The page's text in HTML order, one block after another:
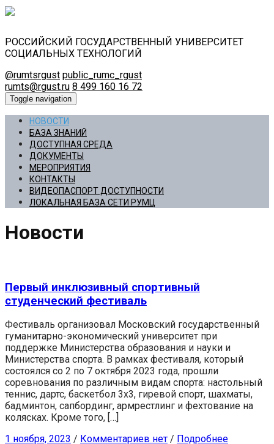
РОССИЙСКИЙ ГОСУДАРСТВЕННЫЙ УНИВЕРСИТЕТ
СОЦИАЛЬНЫХ ТЕХНОЛОГИЙ
@rumtsrgust public_rumc_rgust
rumts@rgust.ru 8 499 160 16 72
Toggle navigation
НОВОСТИ
БАЗА ЗНАНИЙ
ДОСТУПНАЯ СРЕДА
ДОКУМЕНТЫ
МЕРОПРИЯТИЯ
КОНТАКТЫ
ВИДЕОПАСПОРТ ДОСТУПНОСТИ
ЛОКАЛЬНАЯ БАЗА СЕТИ РУМЦ
Новости
Первый инклюзивный спортивный
студенческий фестиваль
Фестиваль организовал Московский государственный
гуманитарно-экономический университет при
поддержке Министерства образования и науки и
Министерства спорта. В рамках фестиваля, который
состоялся со 2 по 7 октября 2023 года, прошли
соревнования по различным видам спорта: настольный
теннис, дартс, баскетбол 3х3, гиревой спорт, шахматы,
бадминтон, сапбординг, армрестлинг и фехтование на
колясках. Кроме того, […]
1 ноября, 2023 / Комментариев нет / Подробнее